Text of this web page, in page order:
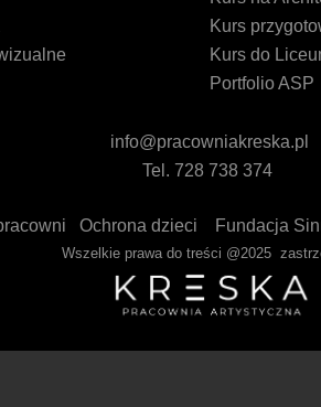
Kurs
Kurs do
Portfolio ASP
info@pracowniakreska.pl
Tel. 728 738 374
Ochrona dzieci Fundacja
Wszelkie prawa do treści @2025